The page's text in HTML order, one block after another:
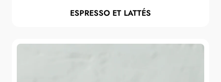
ESPRESSO ET LATTÉS